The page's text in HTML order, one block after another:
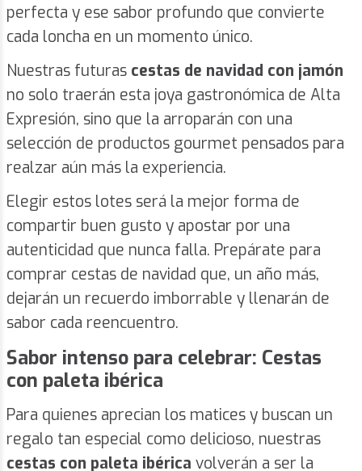
perfecta y ese sabor profundo que convierte
cada loncha en un momento único.
Nuestras futuras cestas de navidad con jamón
no solo traerán esta joya gastronómica de Alta
Expresión, sino que la arroparán con una
selección de productos gourmet pensados para
realzar aún más la experiencia.
Elegir estos lotes será la mejor forma de
compartir buen gusto y apostar por una
autenticidad que nunca falla. Prepárate para
comprar cestas de navidad que, un año más,
dejarán un recuerdo imborrable y llenarán de
sabor cada reencuentro.
Sabor intenso para celebrar: Cestas
con paleta ibérica
Para quienes aprecian los matices y buscan un
regalo tan especial como delicioso, nuestras
cestas con paleta ibérica volverán a ser la